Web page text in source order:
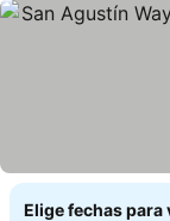
Elige fechas